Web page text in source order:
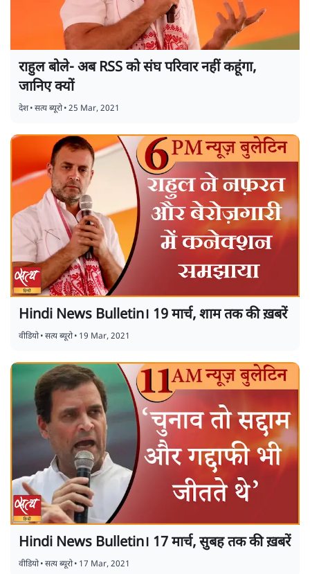
राहुल बोले- अब RSS को संघ परिवार नहीं कहूंगा,
जानिए क्यों
देश•सत्य ब्यूरो•25 Mar, 2021
Hindi News Bulletin। 19 मार्च, शाम तक की ख़बरें
वीडियो•सत्य ब्यूरो• 19 Mar, 2021
Hindi News Bulletin। 17 मार्च, सुबह तक की ख़बरें
वीडियो•सत्य ब्यूरो• 17 Mar, 2021